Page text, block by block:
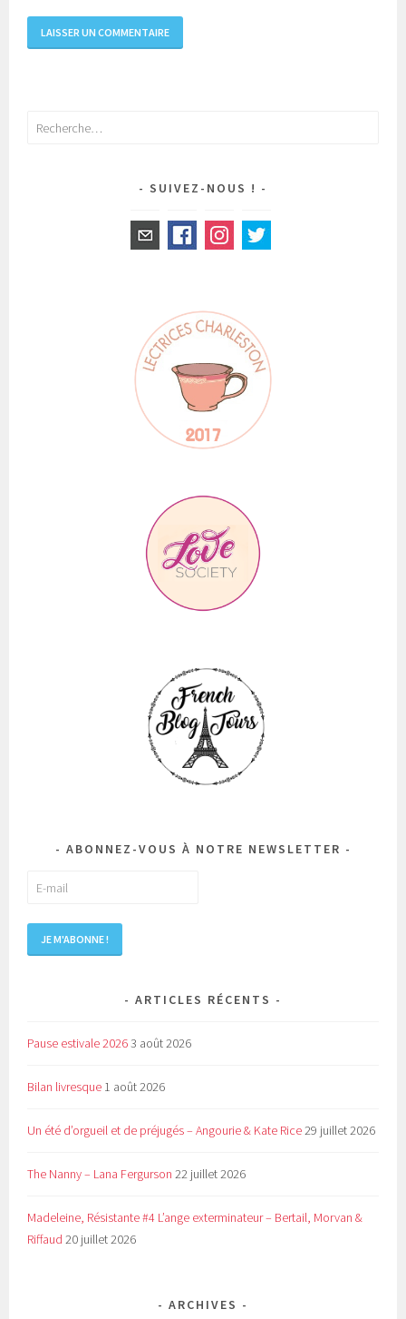
Rechercher :
SUIVEZ-NOUS !
ABONNEZ-VOUS À NOTRE NEWSLETTER
ARTICLES RÉCENTS
Pause estivale 20263 août 2026
Bilan livresque 1 août 2026
Un été d’orgueil et de préjugés – Angourie & Kate Rice29 juillet 2026
The Nanny – Lana Fergurson 22 juillet 2026
Madeleine, Résistante #4 L’ange exterminateur – Bertail, Morvan &
Riffaud 20 juillet 2026
ARCHIVES